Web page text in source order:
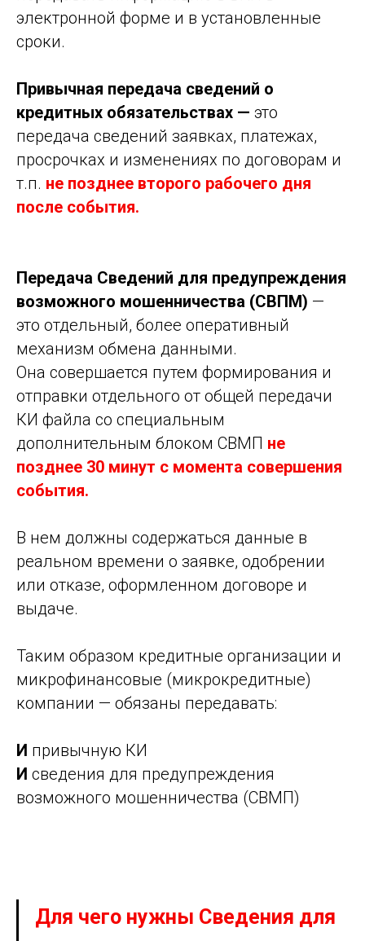
электронной форме и в установленные
сроки.
Привычная передача сведений о
кредитных обязательствах — это
передача сведений заявках, платежах,
просрочках и изменениях по договорам и
т.п. не позднее второго рабочего дня
после события.
Передача Сведений для предупреждения
возможного мошенничества (СВПМ) —
это отдельный, более оперативный
механизм обмена данными.
Она совершается путем формирования и
отправки отдельного от общей передачи
КИ файла со специальным
дополнительным блоком СВМП не
позднее 30 минут с момента совершения
события.
В нем должны содержаться данные в
реальном времени о заявке, одобрении
или отказе, оформленном договоре и
выдаче.
Таким образом кредитные организации и
микрофинансовые (микрокредитные)
компании — обязаны передавать:
И привычную КИ
И сведения для предупреждения
возможного мошенничества (СВМП)
Для чего нужны Сведения для